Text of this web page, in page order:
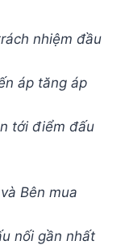
nhiệm đầu
áp tăng áp
tới điểm đấu
Bên mua
nối gần nhất